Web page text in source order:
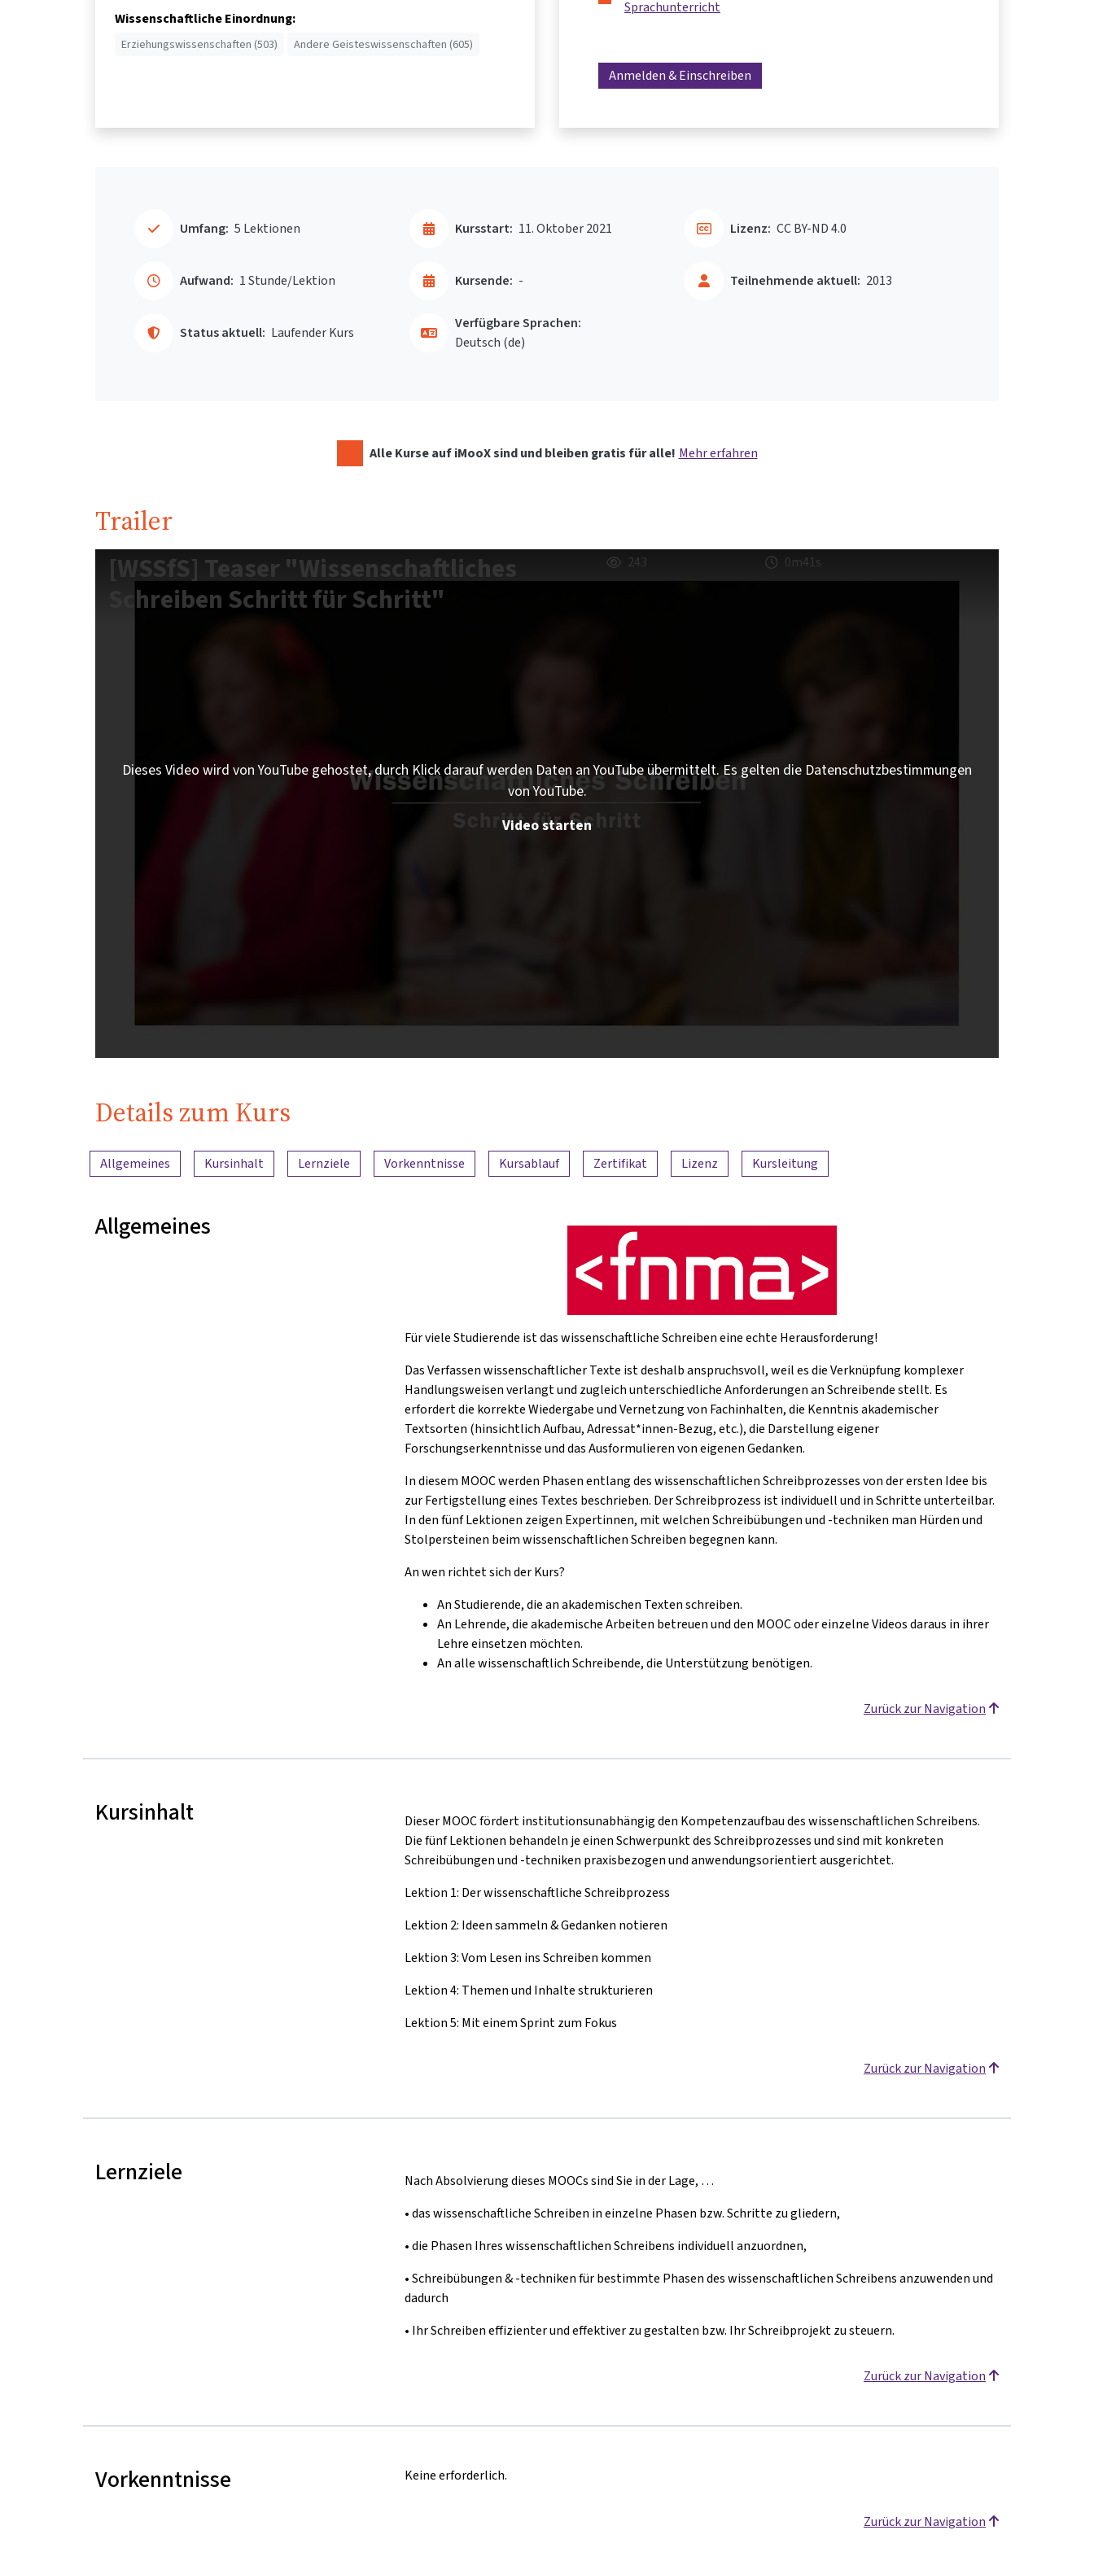
Wissenschaftliche Einordnung:
Erziehungswissenschaften (503) Andere Geisteswissenschaften (605)
Sprachunterricht
Anmelden & Einschreiben
Umfang: 5 Lektionen
Aufwand: 1 Stunde/Lektion
Kursstart: 11. Oktober 2021
Kursende: -
Status aktuell: Laufender Kurs
Teilnehmende aktuell: 2013
Lizenz: CC BY-ND 4.0
Verfügbare Sprachen:
Deutsch ‎(de)‎
Alle Kurse auf iMooX sind und bleiben gratis für alle! Mehr erfahren
Trailer
[WSSfS] Teaser "Wissenschaftliches
Schreiben Schritt für Schritt"
243 0m41s
Dieses Video wird von YouTube gehostet, durch Klick darauf werden Daten an YouTube übermittelt. Es gelten die Datenschutzbestimmungen
von YouTube.
Video starten
Details zum Kurs
Inhaltsübersicht
Allgemeines Kursinhalt Lernziele Vorkenntnisse Kursablauf Zertifikat Lizenz Kursleitung
Allgemeines
Für viele Studierende ist das wissenschaftliche Schreiben eine echte Herausforderung!
Das Verfassen wissenschaftlicher Texte ist deshalb anspruchsvoll, weil es die Verknüpfung komplexer
Handlungsweisen verlangt und zugleich unterschiedliche Anforderungen an Schreibende stellt. Es
erfordert die korrekte Wiedergabe und Vernetzung von Fachinhalten, die Kenntnis akademischer
Textsorten (hinsichtlich Aufbau, Adressat*innen-Bezug, etc.), die Darstellung eigener
Forschungserkenntnisse und das Ausformulieren von eigenen Gedanken.
In diesem MOOC werden Phasen entlang des wissenschaftlichen Schreibprozesses von der ersten Idee bis
zur Fertigstellung eines Textes beschrieben. Der Schreibprozess ist individuell und in Schritte unterteilbar.
In den fünf Lektionen zeigen Expertinnen, mit welchen Schreibübungen und -techniken man Hürden und
Stolpersteinen beim wissenschaftlichen Schreiben begegnen kann.
An wen richtet sich der Kurs?
An Studierende, die an akademischen Texten schreiben.
An Lehrende, die akademische Arbeiten betreuen und den MOOC oder einzelne Videos daraus in ihrer
Lehre einsetzen möchten.
An alle wissenschaftlich Schreibende, die Unterstützung benötigen.
Zurück zur Navigation
Kursinhalt
Dieser MOOC fördert institutionsunabhängig den Kompetenzaufbau des wissenschaftlichen Schreibens.
Die fünf Lektionen behandeln je einen Schwerpunkt des Schreibprozesses und sind mit konkreten
Schreibübungen und -techniken praxisbezogen und anwendungsorientiert ausgerichtet.
Lektion 1: Der wissenschaftliche Schreibprozess
Lektion 2: Ideen sammeln & Gedanken notieren
Lektion 3: Vom Lesen ins Schreiben kommen
Lektion 4: Themen und Inhalte strukturieren
Lektion 5: Mit einem Sprint zum Fokus
Zurück zur Navigation
Lernziele
Nach Absolvierung dieses MOOCs sind Sie in der Lage, …
• das wissenschaftliche Schreiben in einzelne Phasen bzw. Schritte zu gliedern,
• die Phasen Ihres wissenschaftlichen Schreibens individuell anzuordnen,
• Schreibübungen & -techniken für bestimmte Phasen des wissenschaftlichen Schreibens anzuwenden und
dadurch
• Ihr Schreiben effizienter und effektiver zu gestalten bzw. Ihr Schreibprojekt zu steuern.
Zurück zur Navigation
Vorkenntnisse Keine erforderlich.
Zurück zur Navigation